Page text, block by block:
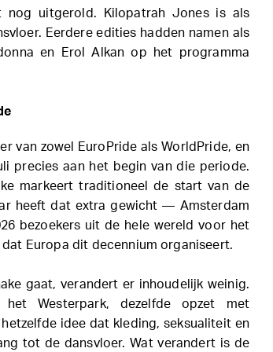
nog uitgerold. Kilopatrah Jones is als
Eerdere edities hadden namen als
en Erol Alkan op het programma
van zowel EuroPride als WorldPride, en
precies aan het begin van die periode.
markeert traditioneel de start van de
heeft dat extra gewicht — Amsterdam
bezoekers uit de hele wereld voor het
Europa dit decennium organiseert.
gaat, verandert er inhoudelijk weinig.
het Westerpark, dezelfde opzet met
idee dat kleding, seksualiteit en
tot de dansvloer. Wat verandert is de